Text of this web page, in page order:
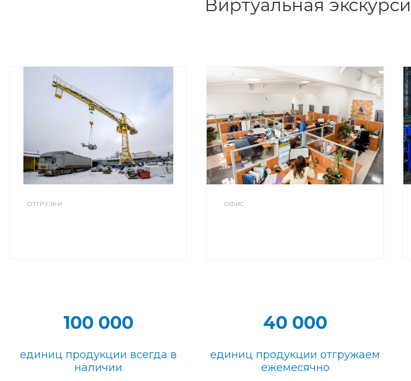
Виртуальная
ОТГРУЗКИ ОФИС
100 000
единиц продукции всегда в
наличии
40 000
единиц продукции отгружаем
ежемесячно